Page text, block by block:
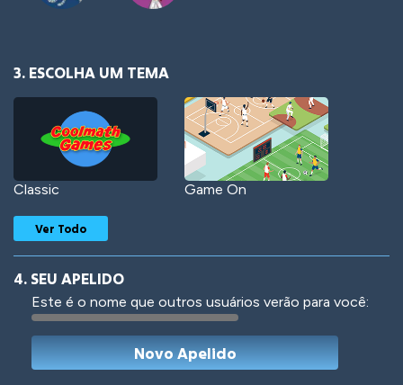
3. ESCOLHA UM TEMA
Classic Game On
Woof Jungle Cats
Ver Todo
4. SEU APELIDO
Este é o nome que outros usuários verão para você: